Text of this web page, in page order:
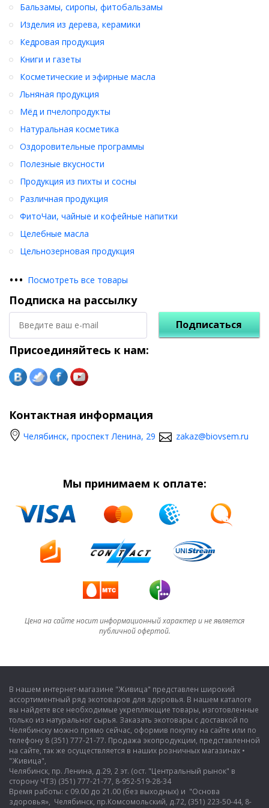
Бальзамы, сиропы, фитобальзамы
Изделия из дерева, керамики
Кедровая продукция
Книги и газеты
Косметические и эфирные масла
Льняная продукция
Мёд и пчелопродукты
Натуральная косметика
Оздоровительные программы
Полезные вкусности
Продукция из пихты и сосны
Различная продукция
ФитоЧаи, чайные и кофейные напитки
Целебные масла
Цельнозерновая продукция
••• Посмотреть все товары
Подписка на рассылку
Подписаться
Присоединяйтесь к нам:
Контактная информация
Челябинск, проспект Ленина, 29 zakaz@biovsem.ru
Мы принимаем к оплате:
Цена на сайте носит информационный характер и не является
публичной офертой.
В нашем интернет-магазине "Живица" представлен широкий
ассортиментный ряд экотоваров для здоровья. В нашем каталоге
вы найдете все необходимые укрепляющие товары, изготовленные
только из натуральног сырья. Заказать экотовары с доставкой по
Челябинску можно прямо сейчас, оформив покупку на сайте или по
телефону 8 (351) 777-21-77. Продажа экопродукции, представленной
на сайте, так же осуществляется в наших розничных магазинах •
"Живица",
Челябинск, пр. Ленина, д.29, 2 эт. (ост. "Центральный рынок" в
сторону ЧТЗ) (351) 777-21-77, 8-952-519-28-34
Время работы: с 09.00 до 21.00 (без выходных) и "Основа
здоровья», Челябинск, пр.Комсомольский, д.72, (351) 223-50-44, 8-